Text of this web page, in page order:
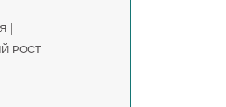
|
РОСТ